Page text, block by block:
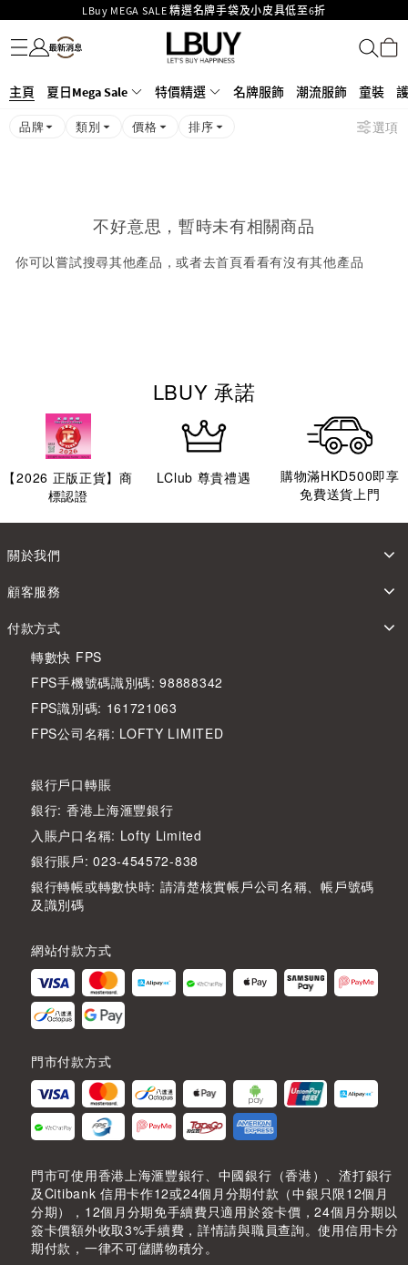
LBuy MEGA SALE 精選名牌手袋及小皮具低至6折
Goyard Hobo / Hobo Mini人氣限量特別版限時原價低至75折!
LBuy呈獻 - Hermès 及 Chanel 手袋及首飾原價低至6折，立即入手!
426號舖！
MOKO 1樓175號鋪旗艦店特設名牌Hermès、CHANEL及LV專區！
購物滿HKD500即享免運費！
名牌服飾
潮流服飾
童裝
護膚美妝
香水香薰
個人護理
母嬰護理
遊戲及精品玩具
文儀用品
家居生活
電子產品
美食
醫藥保健
運動與戶外用品
主頁 夏日Mega Sale 特價精選 名牌服飾 潮流服飾 童裝
品牌 類別 價格 排序 選項
不好意思，暫時未有相關商品
你可以嘗試搜尋其他產品，或者去首頁看看有沒有其他產品
LBUY 承諾
【2026 正版正貨】商
標認證
LClub 尊貴禮遇
購物滿HKD500即享
免費送貨上門
關於我們
顧客服務
付款方式
轉數快 FPS
FPS手機號碼識別碼: 98888342
FPS識別碼: 161721063
FPS公司名稱: LOFTY LIMITED
銀行戶口轉賬
銀行: 香港上海滙豐銀行
入賬户口名稱: Lofty Limited
銀行賬戶: 023-454572-838
銀行轉帳或轉數快時: 請清楚核實帳戶公司名稱、帳戶號碼
及識別碼
網站付款方式
門市付款方式
門市可使用香港上海滙豐銀行、中國銀行（香港）、渣打銀行
及Citibank 信用卡作12或24個月分期付款（中銀只限12個月
分期），12個月分期免手續費只適用於簽卡價，24個月分期以
簽卡價額外收取3%手續費，詳情請與職員查詢。使用信用卡分
期付款，一律不可儲購物積分。